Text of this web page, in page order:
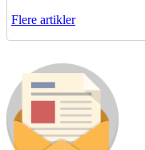
Flere artikler